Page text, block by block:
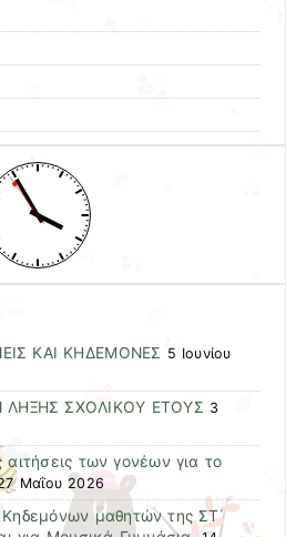
ΚΑΙ ΚΗΔΕΜΟΝΕΣ 5 Ιουνίου
ΛΗΞΗΣ ΣΧΟΛΙΚΟΥ ΕΤΟΥΣ 3
των γονέων για το
Μαΐου 2026
μαθητών της ΣΤ΄